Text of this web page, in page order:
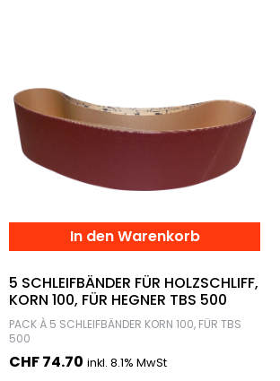
In den Warenkorb
5 SCHLEIFBÄNDER FÜR HOLZSCHLIFF,
KORN 100, FÜR HEGNER TBS 500
PACK À 5 SCHLEIFBÄNDER KORN 100, FÜR TBS
500
CHF74.70 inkl. 8.1% MwSt